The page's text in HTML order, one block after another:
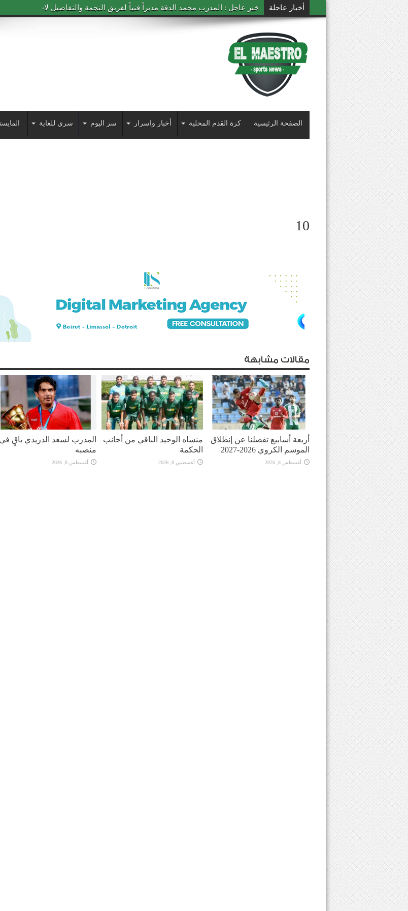
أخبار عاجلة خبر عاجل : المدرب محمد الدقة مديراً فنياً لفريق النجمة والتفاصيل لاحقاً
الصفحة الرئيسية كرة القدم المحلية أخبار واسرار سر اليوم سري للغاية
10
مقالات مشابهة
أربعة أسابيع تفصلنا عن إنطلاق
الموسم الكروي 2026-2027
أغسطس 8, 2026
منساه الوحيد الباقي من أجانب
الحكمة
أغسطس 8, 2026
المدرب لسعد الدريدي باقٍ في
منصبه
أغسطس 8, 2026